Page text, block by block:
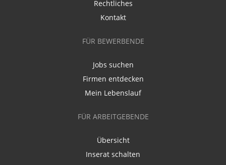
Rechtliches
Kontakt
FÜR BEWERBENDE
Jobs suchen
Firmen entdecken
Mein Lebenslauf
FÜR ARBEITGEBENDE
Übersicht
Inserat schalten